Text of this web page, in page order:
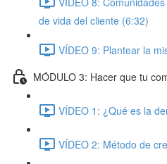
de vida del cliente (6:32)
VÍDEO 9: Plantear la
MÓDULO 3: Hacer que tu
VÍDEO 1: ¿Qué es la
VÍDEO 2: Método de